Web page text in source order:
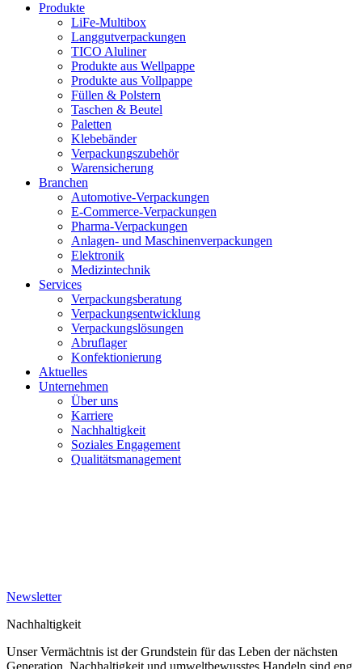
Produkte
LiFe-Multibox
Langgutverpackungen
TICO Aluliner
Produkte aus Wellpappe
Produkte aus Vollpappe
Füllen & Polstern
Taschen & Beutel
Paletten
Klebebänder
Verpackungszubehör
Warensicherung
Branchen
Automotive-Verpackungen
E-Commerce-Verpackungen
Pharma-Verpackungen
Anlagen- und Maschinenverpackungen
Elektronik
Medizintechnik
Services
Verpackungsberatung
Verpackungsentwicklung
Verpackungslösungen
Abruflager
Konfektionierung
Aktuelles
Unternehmen
Über uns
Karriere
Nachhaltigkeit
Soziales Engagement
Qualitätsmanagement
Newsletter
Nachhaltigkeit
Unser Vermächtnis ist der Grundstein für das Leben der nächsten
Generation. Nachhaltigkeit und umweltbewusstes Handeln sind eng